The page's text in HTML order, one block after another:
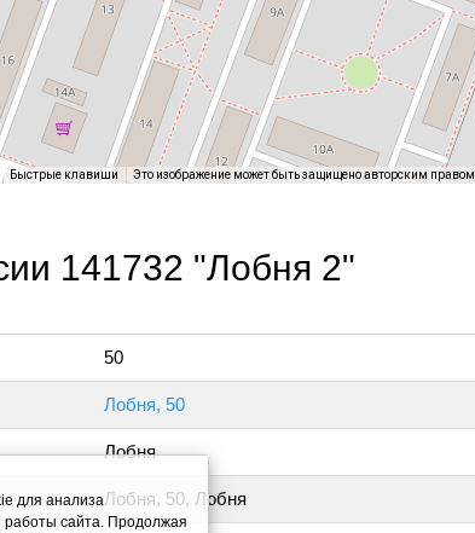
Быстрые клавиши Это изображение может быть защищено авторским правом
141732 "Лобня 2"
50
Лобня, 50
Лобня
Лобня, 50, Лобня
для анализа
сайта. Продолжая